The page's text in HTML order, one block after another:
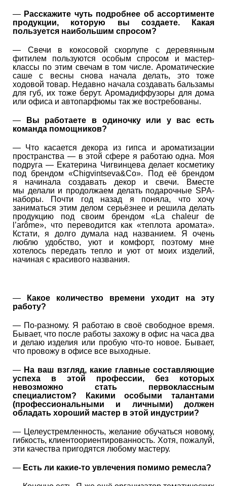
— Расскажите чуть подробнее об ассортименте
продукции, которую вы создаете. Какая
пользуется наибольшим спросом?​​​
— Свечи в кокосовой скорлупе с деревянным
фитилем пользуются особым спросом и мастер-
классы по этим свечам в том числе. Ароматические
саше с весны снова начала делать, это тоже
ходовой товар. Недавно начала создавать бальзамы
для губ, их тоже берут. Аромадиффузоры для дома
или офиса и автопарфюмы так же востребованы.
—
Вы работаете в одиночку или у вас есть
команда помощников?
— Что касается декора из гипса и ароматизации
пространства — в этой сфере я работаю одна. Моя
подруга — Екатерина Чигвинцева делает косметику
под брендом «Сhigvintsevа&Co». Под её брендом
я начинала создавать декор и свечи. Вместе
мы делали и продолжаем делать подарочные SPA-
наборы. Почти год назад я поняла, что хочу
заниматься этим делом серьёзнее и решила делать
продукцию под своим брендом «La chaleur de
l’arôme», что переводится как «теплота аромата».
Кстати, я долго думала над названием. Я очень
люблю удобство, уют и комфорт, поэтому мне
хотелось передать тепло и уют от моих изделий,
начиная с красивого названия.
—
Какое количество времени уходит на эту
работу?
— По-разному. Я работаю в своё свободное время.
Бывает, что после работы захожу в офис на часа два
и делаю изделия или пробую что-то новое. Бывает,
что провожу в офисе все выходные.
— На ваш взгляд, какие главные составляющие
успеха в этой профессии, без которых
невозможно стать первоклассным
специалистом? Какими особыми талантами
(профессиональными и личными)​ должен
обладать хороший мастер в этой индустрии?
— Целеустремленность, желание обучаться новому,
гибкость, клиентоориентированность. Хотя, пожалуй,
эти качества пригодятся любому мастеру.
— Есть ли какие-то увлечения помимо ремесла?